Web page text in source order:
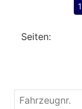
Seiten:
Fahrzeugnr.